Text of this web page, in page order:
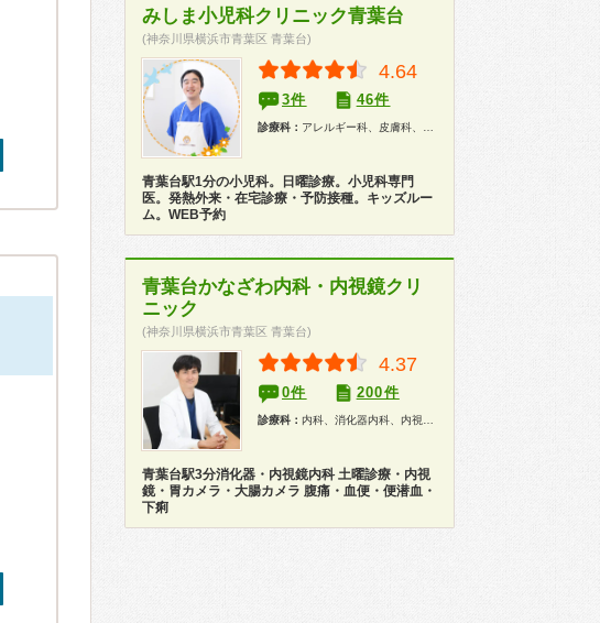
みしま小児科クリニック青葉台
(神奈川県横浜市青葉区 青葉台)
4.64
3件 46件
診療科： アレルギー科、皮膚科、泌尿器科、小児科、漢方、健康診断、在宅医療
青葉台駅1分の小児科。日曜診療。小児科専門
医。発熱外来・在宅診療・予防接種。キッズルー
ム。WEB予約
青葉台かなざわ内科・内視鏡クリ
ニック
(神奈川県横浜市青葉区 青葉台)
4.37
0件 200件
診療科： 内科、消化器内科、内視鏡、健康診断、人間ドック
青葉台駅3分消化器・内視鏡内科 土曜診療・内視
鏡・胃カメラ・大腸カメラ 腹痛・血便・便潜血・
下痢